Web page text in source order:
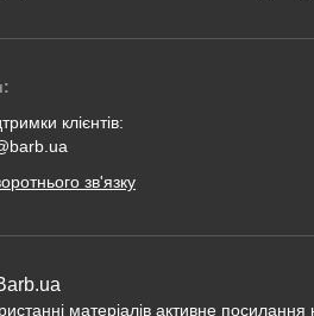
клієнтів:
зв'язку
матеріалів активне